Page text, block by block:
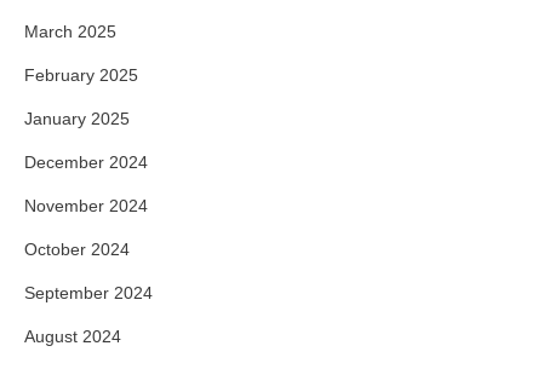
March 2025
February 2025
January 2025
December 2024
November 2024
October 2024
September 2024
August 2024